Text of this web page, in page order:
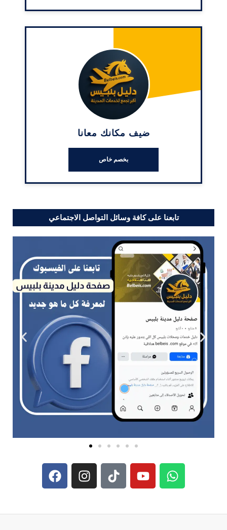
ضيف مكانك معانا
بخصم خاص
تابعنا على كافة وسائل التواصل الاجتماعي